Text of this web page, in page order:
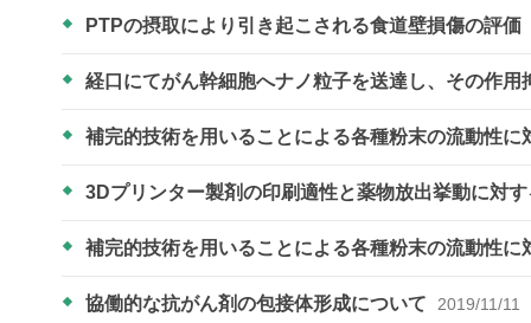
PTPの摂取により引き起こされる食道壁損傷の評価
経口にてがん幹細胞へナノ粒子を送達し、その作
補完的技術を用いることによる各種粉末の流動性
3Dプリンター製剤の印刷適性と薬物放出挙動に対
補完的技術を用いることによる各種粉末の流動性
協働的な抗がん剤の包接体形成について 2019/11/11